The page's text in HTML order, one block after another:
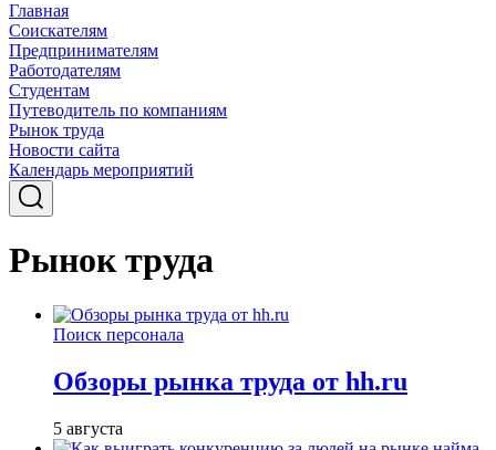
Главная
Соискателям
Предпринимателям
Работодателям
Студентам
Путеводитель по компаниям
Рынок труда
Новости сайта
Календарь мероприятий
Рынок труда
Поиск персонала
Обзоры рынка труда от hh.ru
5 августа